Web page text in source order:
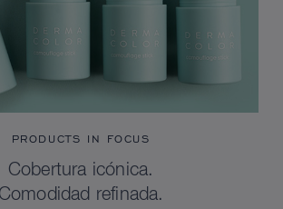
PRODUCTS IN FOCUS
Cobertura icónica.
Comodidad refinada.